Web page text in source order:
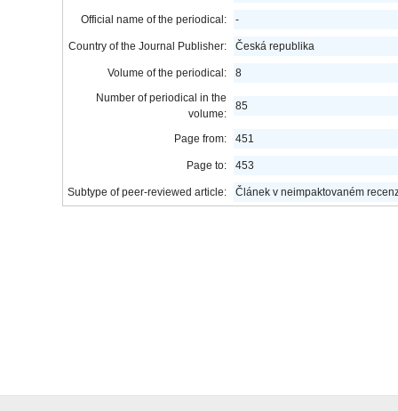
Official name of the periodical: -
Country of the Journal Publisher: Česká republika
Volume of the periodical:
8
Number of periodical in the
volume:
85
Page from: 451
Page to: 453
Subtype of peer-reviewed article: Článek v neimpaktovaném